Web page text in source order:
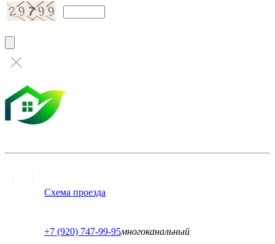
Схема проезда
+7 (920) 747-99-95многоканальный